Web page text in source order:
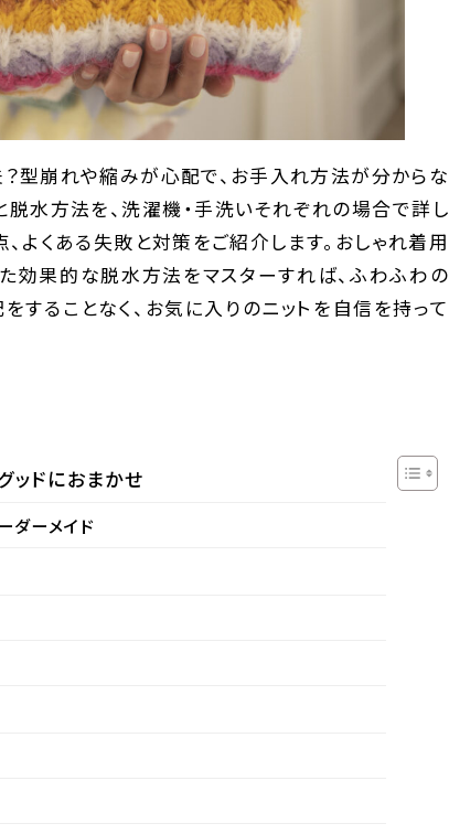
型崩れや縮みが心配で、お手入れ方法が分からな
水方法を、洗濯機・手洗いそれぞれの場合で詳し
よくある失敗と対策をご紹介します。おしゃれ着用
効果的な脱水方法をマスターすれば、ふわふわの
することなく、お気に入りのニットを自信を持って
ッドにおまかせ
ダーメイド